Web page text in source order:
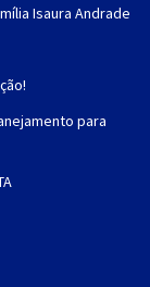
Isaura Andrade
para